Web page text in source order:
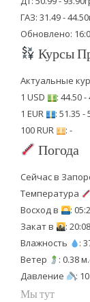
ГАЗ: 31.49 -
Обновлено:
Курсы
Актуальные
1 USD
: 44.50 -
1 EUR
: 51.35 -
100 RUR
: -
Погода
Сейчас в
Температура
Восход в
:
Закат в
: 20:08
Влажность
:
Ветер
: 0.38
Давление
:
Мы тут